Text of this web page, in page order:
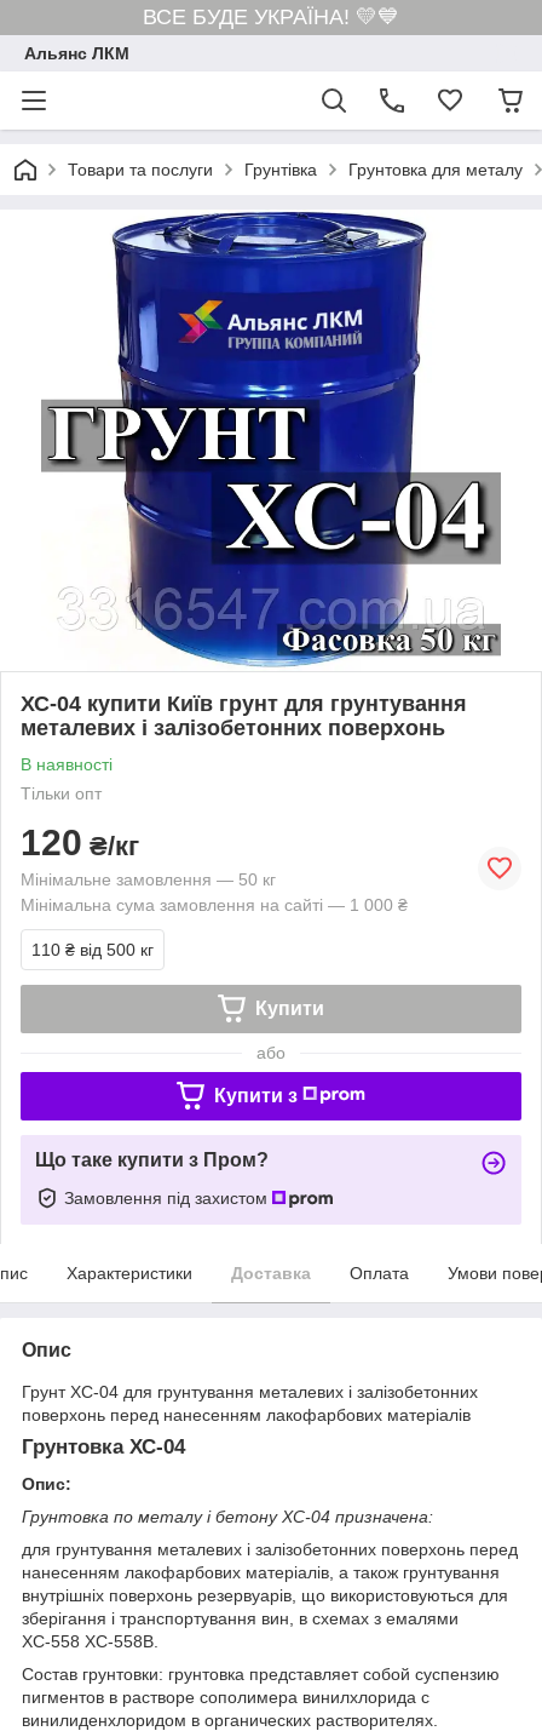
ВСЕ БУДЕ УКРАЇНА! 💛💙
Альянс ЛКМ
Товари та послуги Грунтівка Грунтовка для металу
ХС-04 купити Київ грунт для грунтування
металевих і залізобетонних поверхонь
В наявності
Тільки опт
120 ₴/кг
Мінімальне замовлення — 50 кг
Мінімальна сума замовлення на сайті — 1 000 ₴
110 ₴ від 500 кг
Купити
або
Купити з
Що таке купити з Пром?
Замовлення під захистом
Характеристики Доставка Оплата Умови
Опис
Грунт ХС-04 для грунтування металевих і залізобетонних
поверхонь перед нанесенням лакофарбових матеріалів
Грунтовка ХС-04
Опис:
Грунтовка по металу і бетону ХС-04 призначена:
для грунтування металевих і залізобетонних поверхонь перед
нанесенням лакофарбових матеріалів, а також грунтування
внутрішніх поверхонь резервуарів, що використовуються для
зберігання і транспортування вин, в схемах з емалями
ХС-558 ХС-558В.
Состав грунтовки: грунтовка представляет собой суспензию
пигментов в растворе сополимера винилхлорида с
винилиденхлоридом в органических растворителях.